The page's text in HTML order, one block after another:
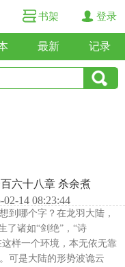
书架 登录
最新 记录
六十八章 杀余煮
14 08:23:44
到哪个字？在龙羽大陆，
了诸如“剑绝”，“诗
样一个环境，本无依无靠
可是大陆的形势波诡云